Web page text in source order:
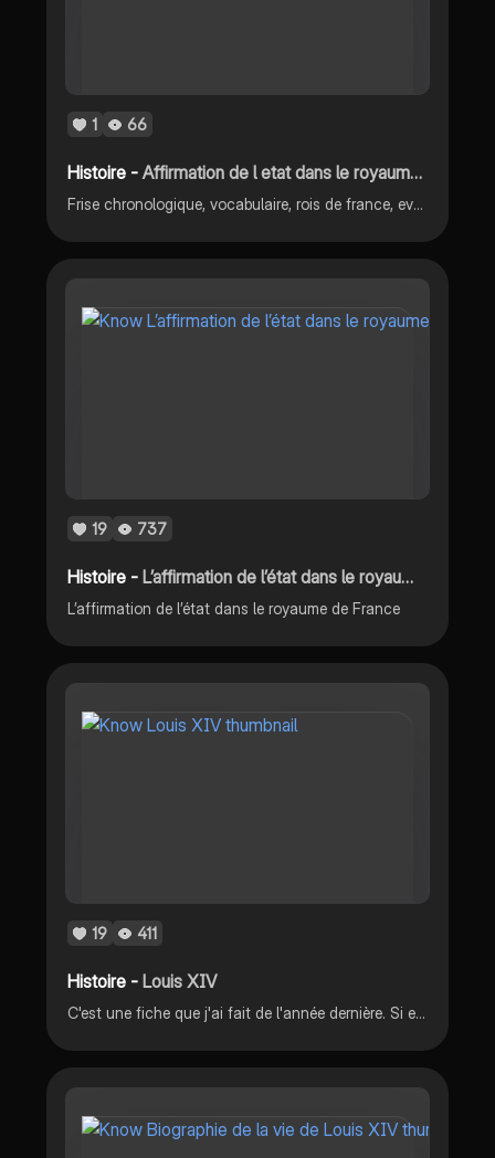
1 66
Histoire -Affirmation de l etat dans le royaume de France
Frise chronologique, vocabulaire, rois de france, evenements importants, les limites de l autorite royale
19 737
Histoire -L’affirmation de l’état dans le royaume de France
L’affirmation de l’état dans le royaume de France
19 411
Histoire -Louis XIV
C'est une fiche que j'ai fait de l'année dernière. Si elle vous plaît n'hésitez pas à vous abonner 😊🤗🌸💐